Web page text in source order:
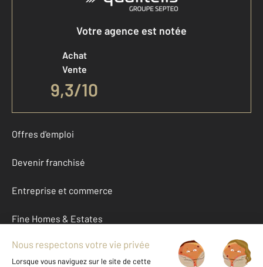
Votre agence est notée
Achat
Vente
9,3/10
Offres d'emploi
Devenir franchisé
Entreprise et commerce
Fine Homes & Estates
À propos